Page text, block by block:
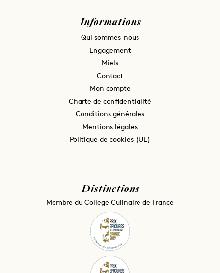
Informations
Qui sommes-nous
Engagement
Miels
Contact
Mon compte
Charte de confidentialité
Conditions générales
Mentions légales
Politique de cookies (UE)
Distinctions
Membre du College Culinaire de France